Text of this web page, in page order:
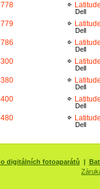
Dell
Dell
Dell
Dell
Dell
Dell
Dell
digitálních fotoaparátů |